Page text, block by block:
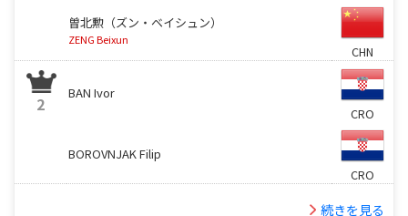
曽北勲（ズン・ベイシュン）
ZENG Beixun
CHN
2
BAN Ivor
CRO
BOROVNJAK Filip
CRO
続きを見る